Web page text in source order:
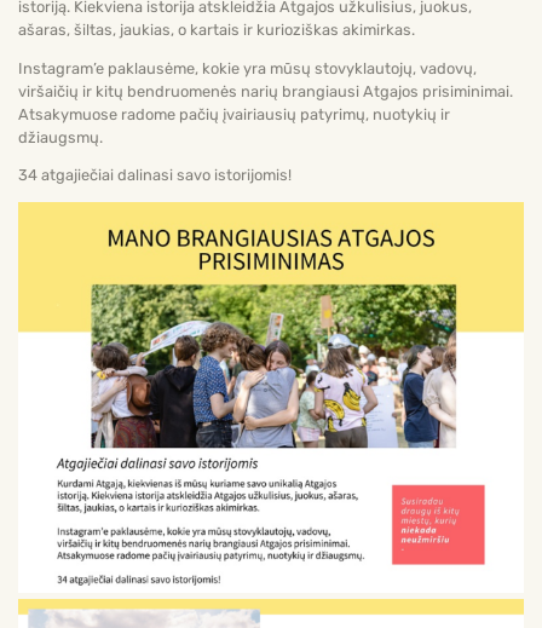
istoriją. Kiekviena istorija atskleidžia Atgajos užkulisius, juokus,
ašaras, šiltas, jaukias, o kartais ir kurioziškas akimirkas.
Instagram’e paklausėme, kokie yra mūsų stovyklautojų, vadovų,
viršaičių ir kitų bendruomenės narių brangiausi Atgajos prisiminimai.
Atsakymuose radome pačių įvairiausių patyrimų, nuotykių ir
džiaugsmų.
34 atgajiečiai dalinasi savo istorijomis!